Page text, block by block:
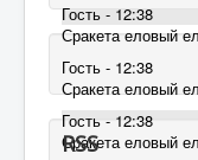
Гость - 12:38
Сракета еловый
Гость - 12:38
Сракета еловый
Гость - 12:38
Сракета еловый
RSS